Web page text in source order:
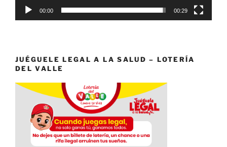
00:00 00:29
JUÉGUELE LEGAL A LA SALUD – LOTERÍA
DEL VALLE